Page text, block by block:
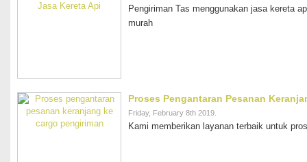
Pengiriman Tas menggunakan jasa kereta
murah
Proses Pengantaran Pesanan
Friday, February 8th 2019.
Kami memberikan layanan terbaik untuk